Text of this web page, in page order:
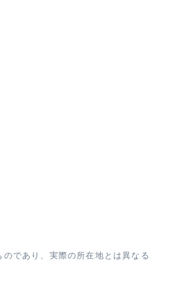
であり、実際の所在地とは異なる